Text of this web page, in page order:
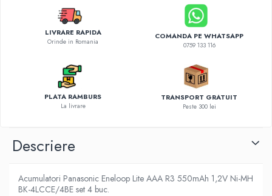
LIVRARE RAPIDA
Orinde in Romania
COMANDA PE WHATSAPP
0759 133 116
PLATA RAMBURS
La livrare
TRANSPORT GRATUIT
Peste 300 lei
Descriere
Acumulatori Panasonic Eneloop Lite AAA R3 550mAh 1,2V Ni-MH
BK-4LCCE/4BE set 4 buc.